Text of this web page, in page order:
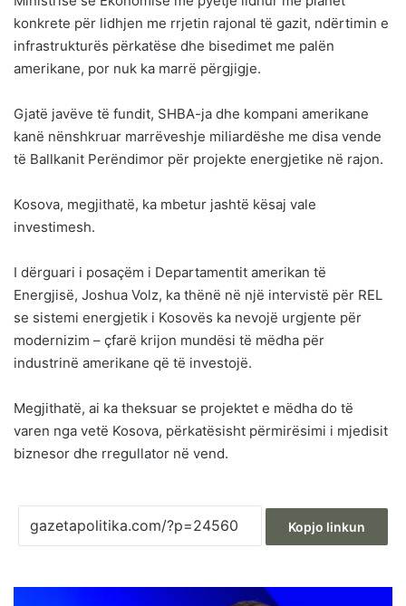
konkrete për lidhjen me rrjetin rajonal të gazit, ndërtimin e
infrastrukturës përkatëse dhe bisedimet me palën
amerikane, por nuk ka marrë përgjigje.
Gjatë javëve të fundit, SHBA-ja dhe kompani amerikane
kanë nënshkruar marrëveshje miliardëshe me disa vende
të Ballkanit Perëndimor për projekte energjetike në rajon.
Kosova, megjithatë, ka mbetur jashtë kësaj vale
investimesh.
I dërguari i posaçëm i Departamentit amerikan të
Energjisë, Joshua Volz, ka thënë në një intervistë për REL
se sistemi energjetik i Kosovës ka nevojë urgjente për
modernizim – çfarë krijon mundësi të mëdha për
industrinë amerikane që të investojë.
Megjithatë, ai ka theksuar se projektet e mëdha do të
varen nga vetë Kosova, përkatësisht përmirësimi i mjedisit
biznesor dhe rregullator në vend.
Kopjo linkun